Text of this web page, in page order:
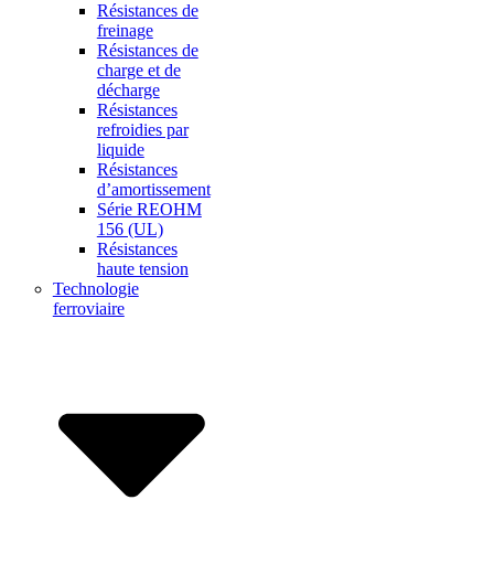
Résistances de
freinage
Résistances de
charge et de
décharge
Résistances
refroidies par
liquide
Résistances
d’amortissement
Série REOHM
156 (UL)
Résistances
haute tension
Technologie
ferroviaire